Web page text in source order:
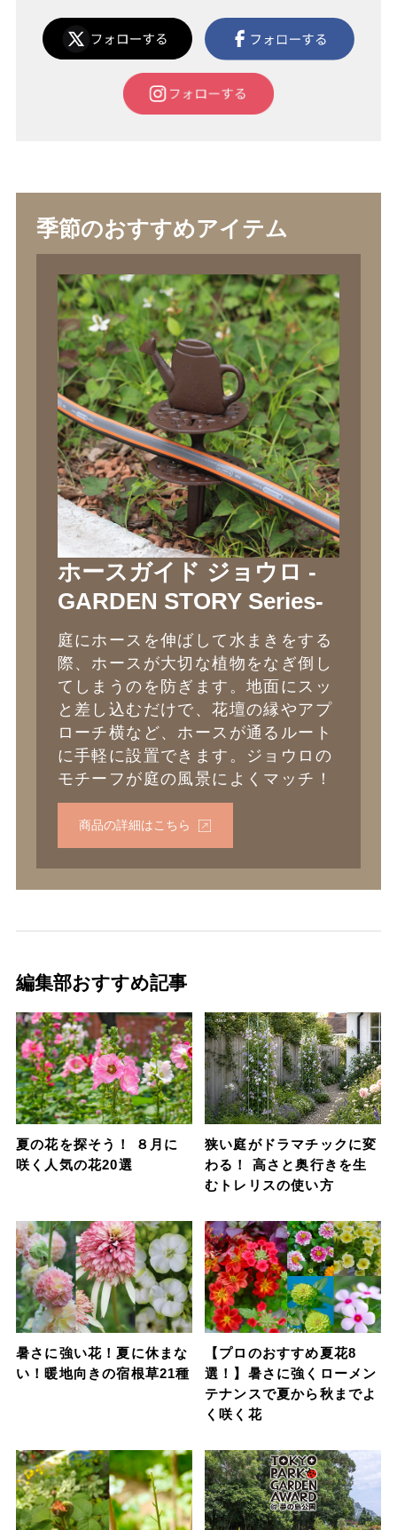
季節のおすすめアイテム
ホースガイド ジョウロ -
GARDEN STORY Series-
庭にホースを伸ばして水まきをする
際、ホースが大切な植物をなぎ倒し
てしまうのを防ぎます。地面にスッ
と差し込むだけで、花壇の縁やアプ
ローチ横など、ホースが通るルート
に手軽に設置できます。ジョウロの
モチーフが庭の風景によくマッチ！
商品の詳細はこちら
編集部おすすめ記事
夏の花を探そう！ ８月に
咲く人気の花20選
狭い庭がドラマチックに変
わる！ 高さと奥行きを生
むトレリスの使い方
暑さに強い花！夏に休まな
い！暖地向きの宿根草21種
【プロのおすすめ夏花8
選！】暑さに強くローメン
テナンスで夏から秋までよ
く咲く花